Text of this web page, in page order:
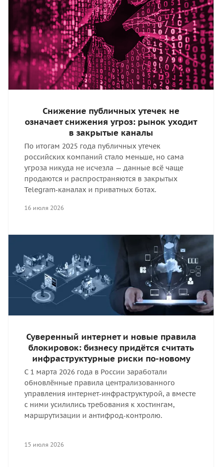
Снижение публичных утечек не
означает снижения угроз: рынок уходит
в закрытые каналы
По итогам 2025 года публичных утечек
российских компаний стало меньше, но сама
угроза никуда не исчезла — данные всё чаще
продаются и распространяются в закрытых
Telegram‑каналах и приватных ботах.
16 июля 2026
Суверенный интернет и новые правила
блокировок: бизнесу придётся считать
инфраструктурные риски по-новому
С 1 марта 2026 года в России заработали
обновлённые правила централизованного
управления интернет‑инфраструктурой, а вместе
с ними усилились требования к хостингам,
маршрутизации и антифрод‑контролю.
15 июля 2026